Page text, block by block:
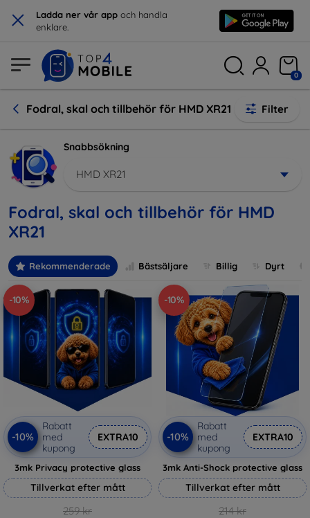
× Ladda ner vår app och handla
enklare.
0
Fodral, skal och tillbehör för HMD XR21 Filter
Snabbsökning
HMD XR21
Fodral, skal och tillbehör för HMD
XR21
Rekommenderade Bästsäljare Billig Dyrt
-10%
-10%
Rabatt
med
kupong
EXTRA10
3mk Privacy protective glass
Tillverkat efter mått
259 kr
-10%
-10%
Rabatt
med
kupong
EXTRA10
3mk Anti-Shock protective glass
Tillverkat efter mått
214 kr